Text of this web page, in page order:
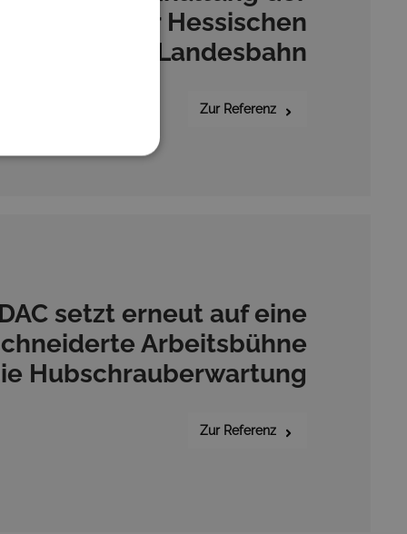
Züge der Hessischen
Landesbahn
Zur Referenz
setzt erneut auf eine
Arbeitsbühne
Hubschrauberwartung
Zur Referenz